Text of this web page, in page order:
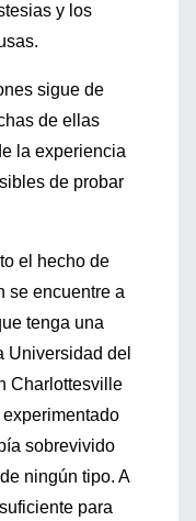
y los
sigue de
de ellas
la experiencia
de probar
el hecho de
se encuentre a
tenga una
Universidad del
Charlottesville
sobrevivido
ningún tipo. A
para